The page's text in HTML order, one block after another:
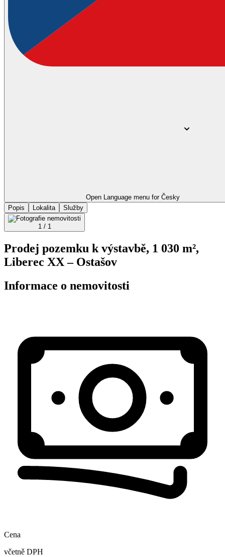
Open Language menu for Česky
Popis
Lokalita Služby
1 / 1
Prodej pozemku k výstavbě, 1 030 m²,
Liberec XX – Ostašov
Informace o nemovitosti
Cena
včetně DPH